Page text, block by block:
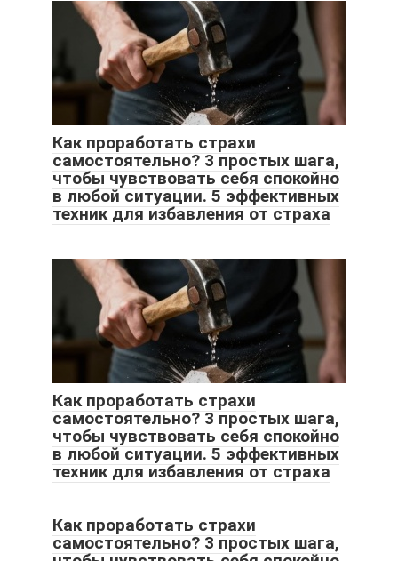
Как проработать страхи
самостоятельно? 3 простых шага,
чтобы чувствовать себя спокойно
в любой ситуации. 5 эффективных
техник для избавления от страха
Как проработать страхи
самостоятельно? 3 простых шага,
чтобы чувствовать себя спокойно
в любой ситуации. 5 эффективных
техник для избавления от страха
Как проработать страхи
самостоятельно? 3 простых шага,